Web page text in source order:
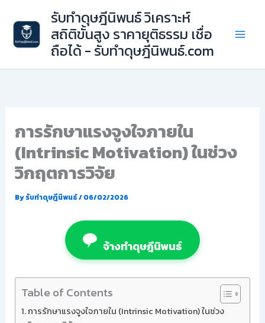
content
รับทำดุษฎีนิพนธ์ วิเคราะห์
สถิติขั้นสูง ราคายุติธรรม เชื่อ
ถือได้ - รับทำดุษฎีนิพนธ์.com
การรักษาแรงจูงใจภายใน
(Intrinsic Motivation) ในช่วง
วิกฤตการวิจัย
Byรับทำดุษฎีนิพนธ์/06/02/2026
จ้างทำดุษฎีนิพนธ์
Table of Contents
การรักษาแรงจูงใจภายใน (Intrinsic Motivation) ในช่วง